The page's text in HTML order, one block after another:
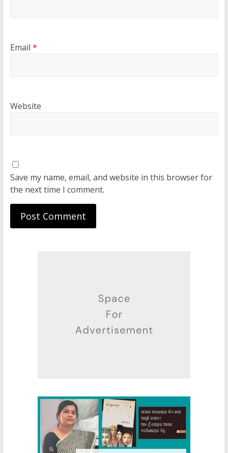
Email *
Website
Save my name, email, and website in this browser for
the next time I comment.